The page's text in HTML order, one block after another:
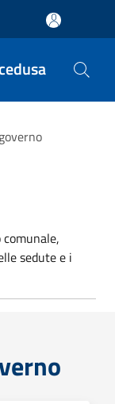
sedute e i